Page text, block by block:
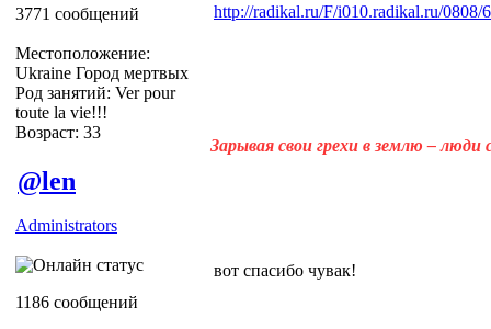
3771 сообщений
Местоположение:
Ukraine Город мертвых
Род занятий: Ver pour
toute la vie!!!
Возраст: 33
http://radikal.ru/F/i010.radikal.ru/0808/
Зарывая свои грехи в землю –
@len
Administrators
1186 сообщений
вот спасибо чувак!